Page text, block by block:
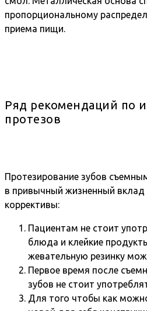
пропорциональному
приема пищи.
Ряд рекомендаций по
протезов
Протезирование зубов
в привычный жизненный
коррективы:
Пациентам не стоит
блюда и клейкие
жевательную резинку
Первое время после
зубов не стоит
Для того чтобы как